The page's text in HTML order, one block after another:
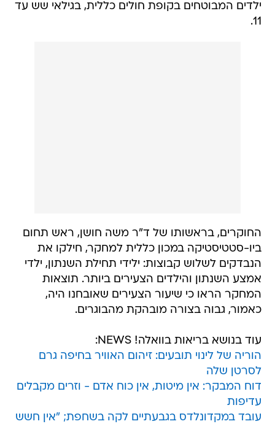
ילדים המבוטחים בקופת חולים כללית, בגילאי שש עד
11.
החוקרים, בראשותו של ד"ר משה חושן, ראש תחום
ביו-סטטיסטיקה במכון כללית למחקר, חילקו את
הנבדקים לשלוש קבוצות: ילידי תחילת השנתון, ילדי
אמצע השנתון והילדים הצעירים ביותר. תוצאות
המחקר הראו כי שיעור הצעירים שאובחנו היה,
כאמור, גבוה בצורה מובהקת מהבוגרים.
עוד בנושא בריאות בוואלה! NEWS:
הוריה של לינוי תובעים: זיהום האוויר בחיפה גרם
לסרטן שלה
דוח המבקר: אין מיטות, אין כוח אדם - וזרים מקבלים
עדיפות
עובד במקדונלדס בגבעתיים לקה בשחפת; "אין חשש